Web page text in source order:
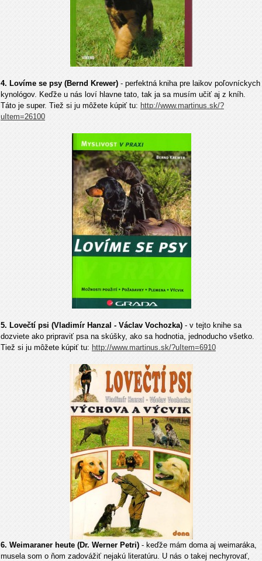
4. Lovíme se psy (Bernd Krewer) - perfektná kniha pre laikov poľovníckych
kynológov. Keďže u nás loví hlavne tato, tak ja sa musím učiť aj z kníh.
Táto je super. Tiež si ju môžete kúpiť tu: http://www.martinus.sk/?
uItem=26100
5. Lovečtí psi (Vladimír Hanzal - Václav Vochozka) - v tejto knihe sa
dozviete ako pripraviť psa na skúšky, ako sa hodnotia, jednoducho všetko.
Tiež si ju môžete kúpiť tu: http://www.martinus.sk/?uItem=6910
6. Weimaraner heute (Dr. Werner Petri) - keďže mám doma aj weimaráka,
musela som o ňom zadovážiť nejakú literatúru. U nás o takej nechyrovať,